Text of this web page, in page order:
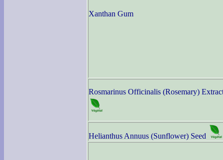
Xanthan Gum
Rosmarinus Officinalis (Rosemary)
Helianthus Annuus (Sunflower) Seed